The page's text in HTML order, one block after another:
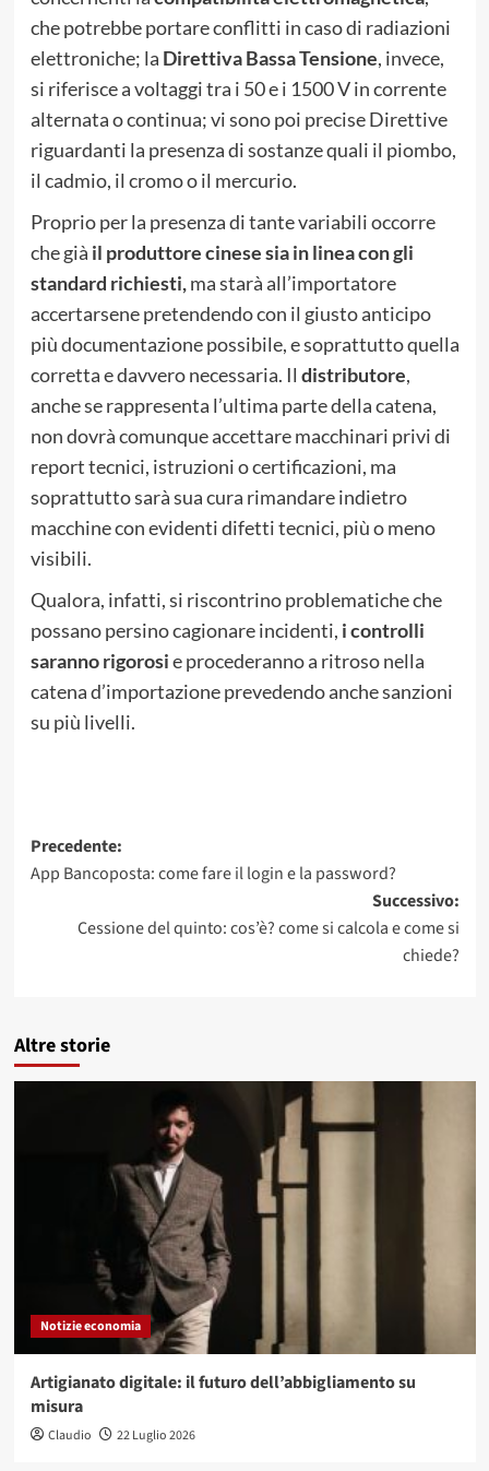
che potrebbe portare conflitti in caso di radiazioni
elettroniche; la Direttiva Bassa Tensione, invece,
si riferisce a voltaggi tra i 50 e i 1500 V in corrente
alternata o continua; vi sono poi precise Direttive
riguardanti la presenza di sostanze quali il piombo,
il cadmio, il cromo o il mercurio.
Proprio per la presenza di tante variabili occorre
che già il produttore cinese sia in linea con gli
standard richiesti,ma starà all’importatore
accertarsene pretendendo con il giusto anticipo
più documentazione possibile, e soprattutto quella
corretta e davvero necessaria. Il distributore,
anche se rappresenta l’ultima parte della catena,
non dovrà comunque accettare macchinari privi di
report tecnici, istruzioni o certificazioni, ma
soprattutto sarà sua cura rimandare indietro
macchine con evidenti difetti tecnici, più o meno
visibili.
Qualora, infatti, si riscontrino problematiche che
possano persino cagionare incidenti, i controlli
saranno rigorosie procederanno a ritroso nella
catena d’importazione prevedendo anche sanzioni
su più livelli.
Navigazione
articolo
Precedente:
App Bancoposta: come fare il login e la password?
Successivo:
Cessione del quinto: cos’è? come si calcola e come si
chiede?
Altre storie
Notizie economia
Artigianato digitale: il futuro dell’abbigliamento su
misura
Claudio 22 Luglio 2026